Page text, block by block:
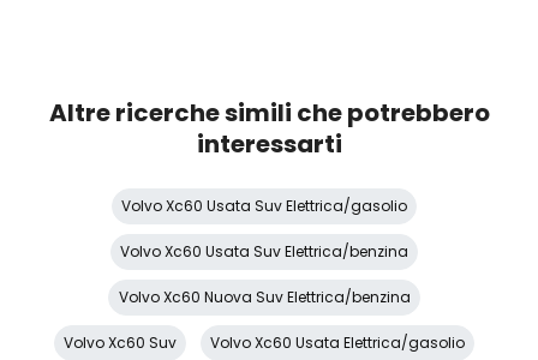
Altre ricerche simili che potrebbero
interessarti
Volvo Xc60 Usata Suv Elettrica/gasolio
Volvo Xc60 Usata Suv Elettrica/benzina
Volvo Xc60 Nuova Suv Elettrica/benzina
Volvo Xc60 Suv Volvo Xc60 Usata Elettrica/gasolio